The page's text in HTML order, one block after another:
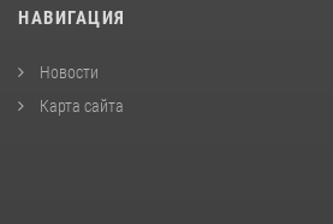
НАВИГАЦИЯ
Новости
Карта сайта